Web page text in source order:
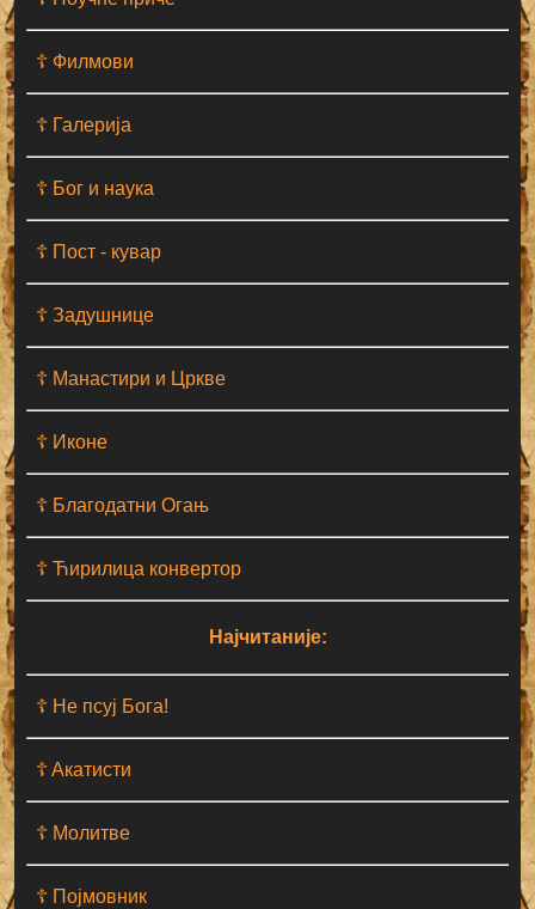
☦ Филмови
☦ Галерија
☦ Бог и наука
☦ Пост - кувар
☦ Задушнице
☦ Манастири и Цркве
☦ Иконе
☦ Благодатни Огањ
☦ Ћирилица конвертор
Најчитаније:
☦ Не псуј Бога!
☦ Aкатисти
☦ Молитве
☦ Појмовник